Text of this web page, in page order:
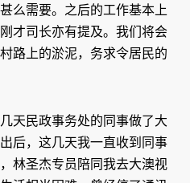
么需要。之后的工作基本上
才司长亦有提及。我们将会
路上的淤泥，务求令居民的
天民政事务处的同事做了大
后，这几天我一直收到同事
林圣杰专员陪同我去大澳视